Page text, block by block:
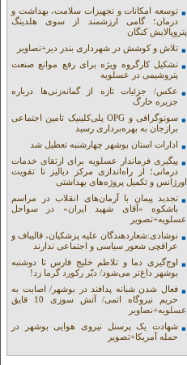
توسعه امکانات و تجهیزات سلامت، بهداشت و
درمان؛ گامی ارزشمند از سوی هلدینگ
پتروپالایش کنگان
تلاش و کوشش در شهرداری بندر دیر+تصاویر
تشکیل کارگروه ویژه برای رفع موانع صنعت
پتروشیمی در عسلویه
عکس/ جزئیات تازه از گمانه‌زنی‌ها درباره
جزیره خارگ
سونوگرافی و OPG پلی‌کلینیک تامین اجتماعی
برازجان به بهره‌برداری رسید
ادارات استان بوشهر چهارشنبه تعطیل شد
پیگیری فرماندار عسلویه برای ارتقای خدمات
درمانی؛ از راه‌اندازی مرکز دیالیز تا تقویت
اورژانس و تکمیل پروژه‌های بهداشتی
تجدید پیمان با آرمان‌های انقلاب در مراسم
باشکوه «آقای شهید ایران» در سواحل
عسلویه+تصویر
نوشادی:شعاردهندگان علیه پزشکیان، قالیباف و
عراقچی شعور سیاسی و اجتماعی ندارند
اوج‌گیری دما و تلاطم خلیج فارس تا دوشنبه
بوشهر داغ‌تر می‌شود/ دیّر رکورد گرما زد!
فعال شدن شبانه پدافند در بوشهر/ اصابت به
حریم نیروگاه اتمی/ آتش سوزی 10 قایق
عسلویه+نصاویر
شهادت یک پرسنل نیروی هوایی بوشهر در
حمله آمریکا+تصویر